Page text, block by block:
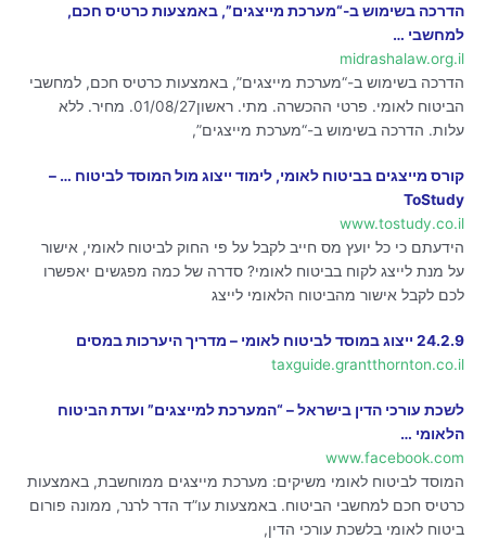
הדרכה בשימוש ב-“מערכת מייצגים”, באמצעות כרטיס חכם,
למחשבי …
midrashalaw.org.il
הדרכה בשימוש ב-“מערכת מייצגים”, באמצעות כרטיס חכם, למחשבי
הביטוח לאומי. פרטי ההכשרה. מתי. ראשון01/08/27. מחיר. ללא
עלות. הדרכה בשימוש ב-“מערכת מייצגים”,
קורס מייצגים בביטוח לאומי, לימוד ייצוג מול המוסד לביטוח … –
ToStudy
www.tostudy.co.il
הידעתם כי כל יועץ מס חייב לקבל על פי החוק לביטוח לאומי, אישור
על מנת לייצג לקוח בביטוח לאומי? סדרה של כמה מפגשים יאפשרו
לכם לקבל אישור מהביטוח הלאומי לייצג
24.2.9 ייצוג במוסד לביטוח לאומי – מדריך היערכות במסים
taxguide.grantthornton.co.il
לשכת עורכי הדין בישראל – “המערכת למייצגים” ועדת הביטוח
הלאומי …
www.facebook.com
המוסד לביטוח לאומי משיקים: מערכת מייצגים ממוחשבת, באמצעות
כרטיס חכם למחשבי הביטוח. באמצעות עו”ד הדר לרנר, ממונה פורום
ביטוח לאומי בלשכת עורכי הדין,